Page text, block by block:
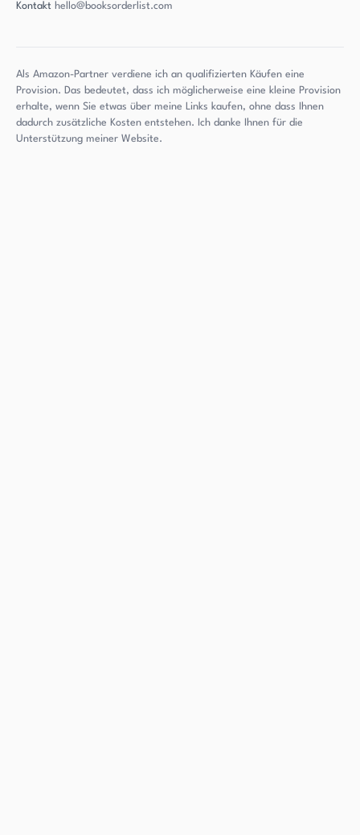
Kontakt hello@booksorderlist.com
Als Amazon-Partner verdiene ich an qualifizierten Käufen eine
Provision. Das bedeutet, dass ich möglicherweise eine kleine Provision
erhalte, wenn Sie etwas über meine Links kaufen, ohne dass Ihnen
dadurch zusätzliche Kosten entstehen. Ich danke Ihnen für die
Unterstützung meiner Website.